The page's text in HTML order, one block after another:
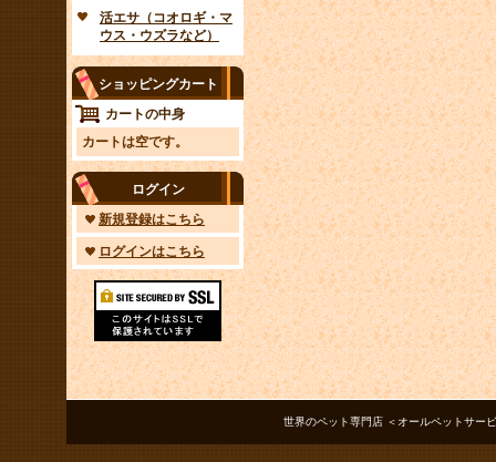
活エサ（コオロギ・マ
ウス・ウズラなど）
ショッピングカート
カートの中身
カートは空です。
ログイン
新規登録はこちら
ログインはこちら
世界のペット専門店 ＜オールペットサー